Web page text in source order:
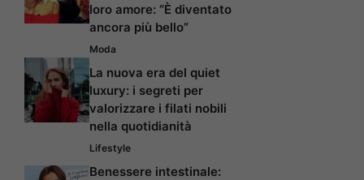
loro amore: “È diventato
ancora più bello”
Moda
La nuova era del quiet
luxury: i segreti per
valorizzare i filati nobili
nella quotidianità
Lifestyle
Benessere intestinale: